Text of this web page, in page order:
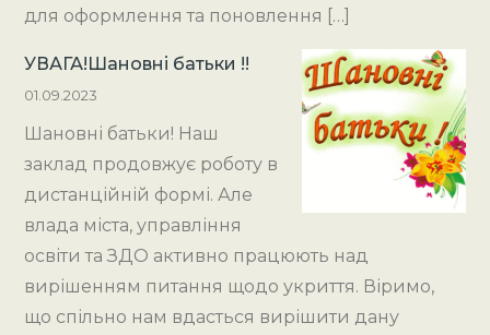
для оформлення та поновлення […]
УВАГА!Шановні батьки !!
01.09.2023
Шановні батьки! Наш
заклад продовжує роботу в
дистанційній формі. Але
влада міста, управління
освіти та ЗДО активно працюють над
вирішенням питання щодо укриття. Віримо,
що спільно нам вдасться вирішити дану